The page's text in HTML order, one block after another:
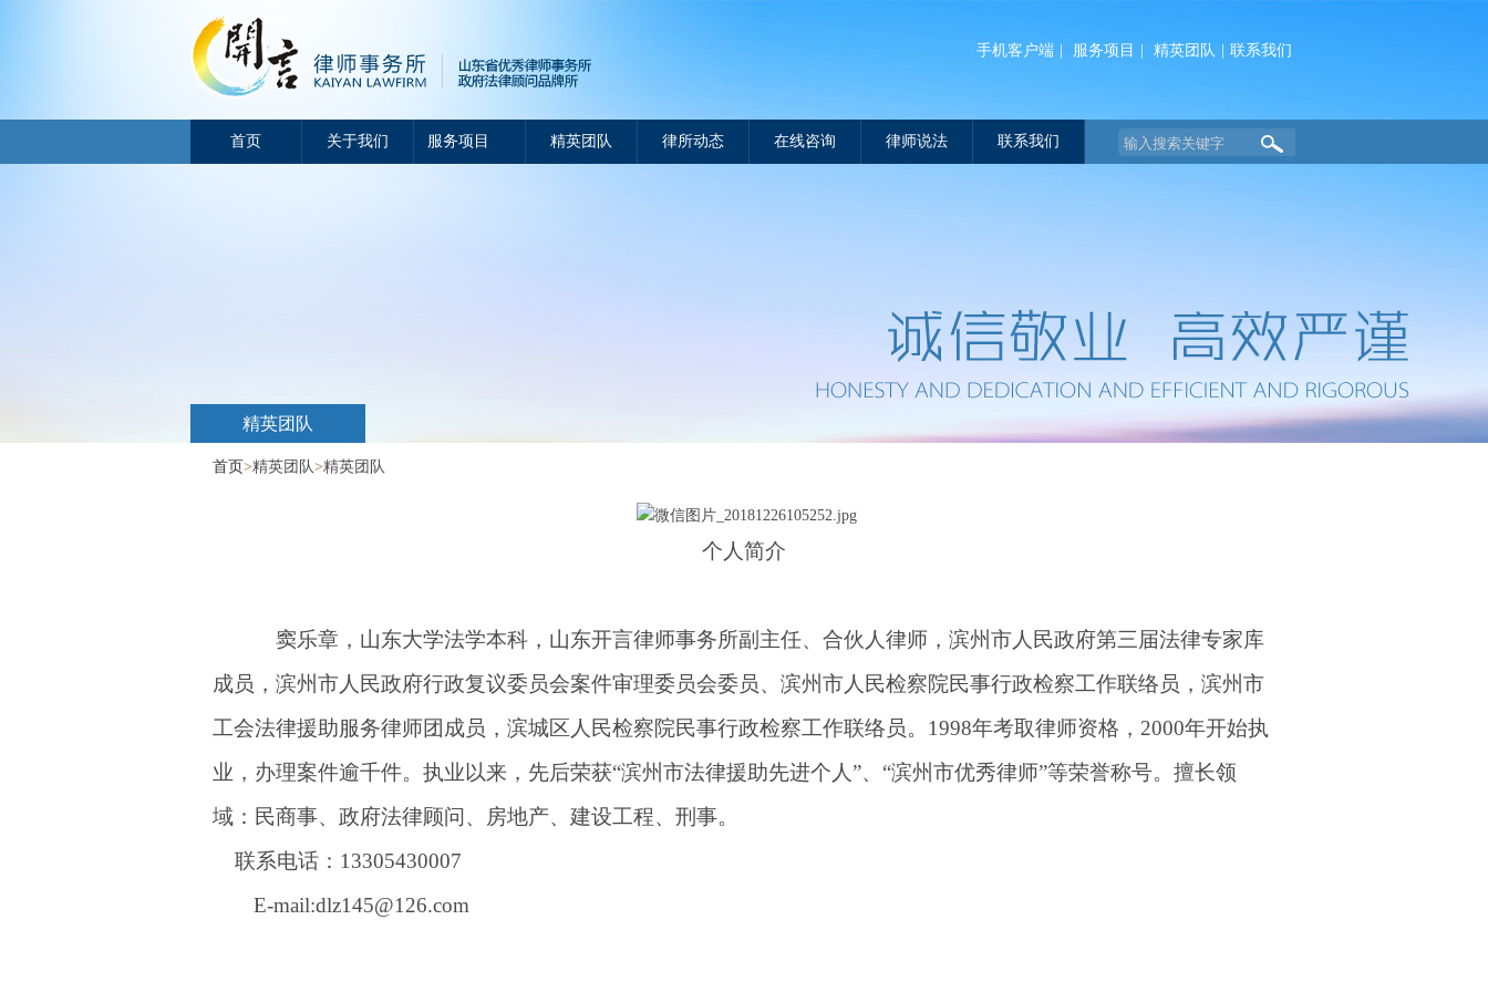
手机客户端 服务项目 精英团队 联系我们
首页 关于我们 服务项目 精英团队 律所动态 在线咨询 律师说法 联系我们
精英团队
首页>精英团队>精英团队
个人简介
窦乐章，山东大学法学本科，山东开言律师事务所副主任、合伙人律师，滨州市人民政府第三届法律专家库
成员，滨州市人民政府行政复议委员会案件审理委员会委员、滨州市人民检察院民事行政检察工作联络员，滨州市
工会法律援助服务律师团成员，滨城区人民检察院民事行政检察工作联络员。1998年考取律师资格，2000年开始执
业，办理案件逾千件。执业以来，先后荣获“滨州市法律援助先进个人”、“滨州市优秀律师”等荣誉称号。擅长领
域：民商事、政府法律顾问、房地产、建设工程、刑事。
联系电话：13305430007
E-mail:dlz145@126.com